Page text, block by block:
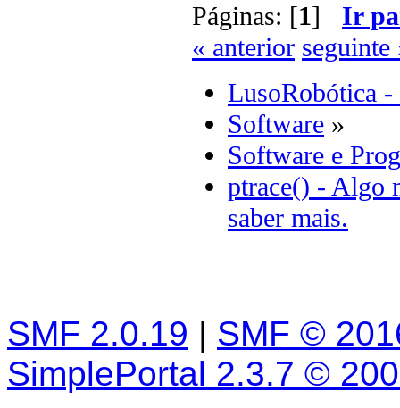
Páginas: [1] Ir
« anterior seguinte
LusoRobótica -
Software »
Software e
ptrace() - Algo
saber mais.
SMF 2.0.19 | SMF ©
SimplePortal 2.3.7 ©